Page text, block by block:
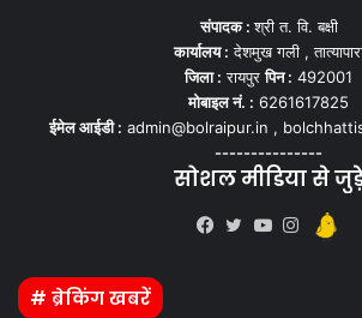
संपादक :श्री त. वि. बक्षी
कार्यालय : देशमुख गली ,
जिला : रायपुरपिन : 492001
मोबाइल नं. : 6261617825
ईमेल आईडी : admin@bolraipur.in ,
---------------
सोशल मीडिया से
# ब्रेकिंग खबरें